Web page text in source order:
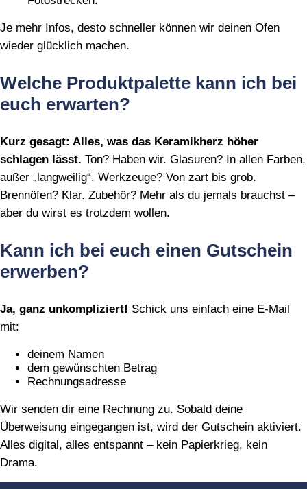
Je mehr Infos, desto schneller können wir deinen Ofen
wieder glücklich machen.
Welche Produktpalette kann ich bei
euch erwarten?
Kurz gesagt: Alles, was das Keramikherz höher
schlagen lässt. Ton? Haben wir. Glasuren? In allen Farben,
außer „langweilig“. Werkzeuge? Von zart bis grob.
Brennöfen? Klar. Zubehör? Mehr als du jemals brauchst –
aber du wirst es trotzdem wollen.
Kann ich bei euch einen Gutschein
erwerben?
Ja, ganz unkompliziert! Schick uns einfach eine E‑Mail
mit:
deinem Namen
dem gewünschten Betrag
Rechnungsadresse
Wir senden dir eine Rechnung zu. Sobald deine
Überweisung eingegangen ist, wird der Gutschein aktiviert.
Alles digital, alles entspannt – kein Papierkrieg, kein
Drama.